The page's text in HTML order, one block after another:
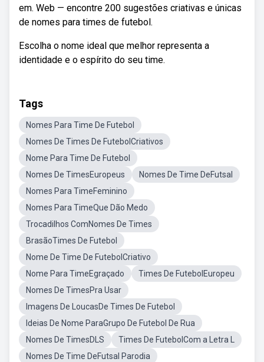
em. Web — encontre 200 sugestões criativas e únicas
de nomes para times de futebol.
Escolha o nome ideal que melhor representa a
identidade e o espírito do seu time.
Tags
Nomes Para Time De Futebol
Nomes De Times De FutebolCriativos
Nome Para Time De Futebol
Nomes De TimesEuropeus
Nomes De Time DeFutsal
Nomes Para TimeFeminino
Nomes Para TimeQue Dão Medo
Trocadilhos ComNomes De Times
BrasãoTimes De Futebol
Nome De Time De FutebolCriativo
Nome Para TimeEgraçado
Times De FutebolEuropeu
Nomes De TimesPra Usar
Imagens De LoucasDe Times De Futebol
Ideias De Nome ParaGrupo De Futebol De Rua
Nomes De TimesDLS
Times De FutebolCom a Letra L
Nomes De Time DeFutsal Parodia